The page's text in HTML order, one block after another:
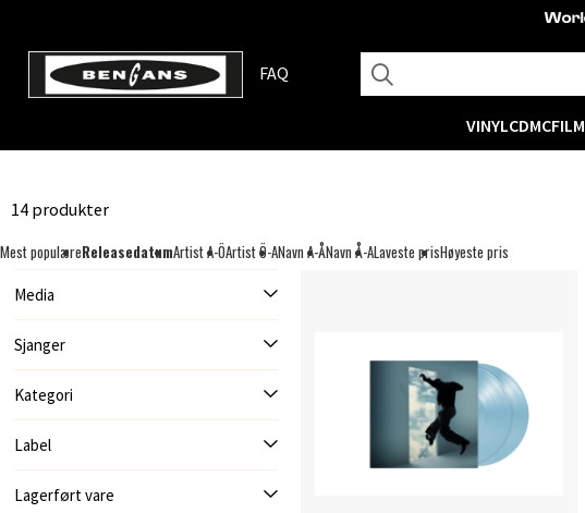
FAQ
VINYLCDMCFILM
14 produkter
Mest populæreReleasedatumArtist A-ÖArtist Ö-ANavn A-ÅNavn Å-ALaveste prisHøyeste pris
Media
Sjanger
Kategori
Label
Lagerført vare